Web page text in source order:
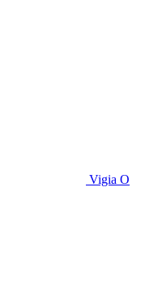
Vigia O